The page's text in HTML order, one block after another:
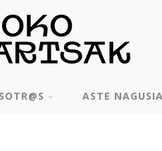
ASTE NAGUSIA